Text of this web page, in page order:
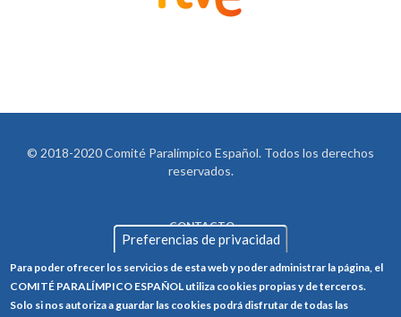
© 2018-2020 Comité Paralímpico Español. Todos los derechos
reservados.
FOOTER
CONTACTO
POLÍTICA DE PRIVACIDAD
POLÍTICA DE COOKIES
Preferencias de privacidad
Para poder ofrecer los servicios de esta web y poder administrar la página, el
COMITÉ PARALÍMPICO ESPAÑOL utiliza cookies propias y de terceros.
Solo si nos autoriza a guardar las cookies podrá disfrutar de todas las